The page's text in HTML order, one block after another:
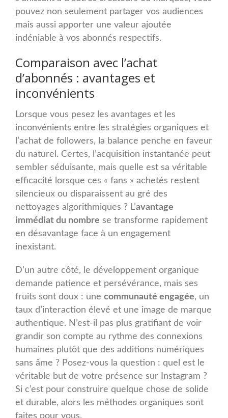
pouvez non seulement partager vos audiences
mais aussi apporter une valeur ajoutée
indéniable à vos abonnés respectifs.
Comparaison avec l’achat
d’abonnés : avantages et
inconvénients
Lorsque vous pesez les avantages et les
inconvénients entre les stratégies organiques et
l’achat de followers, la balance penche en faveur
du naturel. Certes, l’acquisition instantanée peut
sembler séduisante, mais quelle est sa véritable
efficacité lorsque ces « fans » achetés restent
silencieux ou disparaissent au gré des
nettoyages algorithmiques ? L’avantage
immédiat du nombre se transforme rapidement
en désavantage face à un engagement
inexistant.
D’un autre côté, le développement organique
demande patience et persévérance, mais ses
fruits sont doux : une communauté engagée, un
taux d’interaction élevé et une image de marque
authentique. N’est-il pas plus gratifiant de voir
grandir son compte au rythme des connexions
humaines plutôt que des additions numériques
sans âme ? Posez-vous la question : quel est le
véritable but de votre présence sur Instagram ?
Si c’est pour construire quelque chose de solide
et durable, alors les méthodes organiques sont